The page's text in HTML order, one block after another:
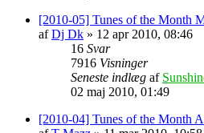
[2010-05] Tunes of the Month
afDj Dk » 12 apr 2010, 08:46
16 Svar
7916 Visninger
Seneste indlæg af
02 maj 2010, 01:49
[2010-04] Tunes of the Month